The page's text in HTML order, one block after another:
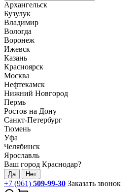
Архангельск
Бузулук
Владимир
Вологда
Воронеж
Ижевск
Казань
Красноярск
Москва
Нефтекамск
Нижний Новгород
Пермь
Ростов на Дону
Санкт-Петербург
Тюмень
Уфа
Челябинск
Ярославль
Ваш город Краснодар?
Да Нет
+7 (961) 509-99-30 Заказать звонок